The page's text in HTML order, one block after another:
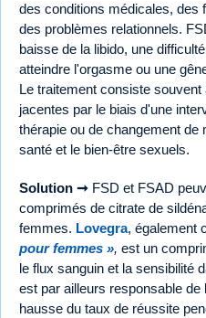
des conditions médicales, des
des problèmes relationnels.
baisse de la libido, une
atteindre l'orgasme ou une
Le traitement consiste
jacentes par le biais d'une
thérapie ou de changement de
santé et le bien-être sexuels.
Solution ➞ FSD et FSAD
comprimés de citrate de
femmes. Lovegra, également
pour femmes », est un
le flux sanguin et la sensibilité
est par ailleurs responsable de
hausse du taux de réussite